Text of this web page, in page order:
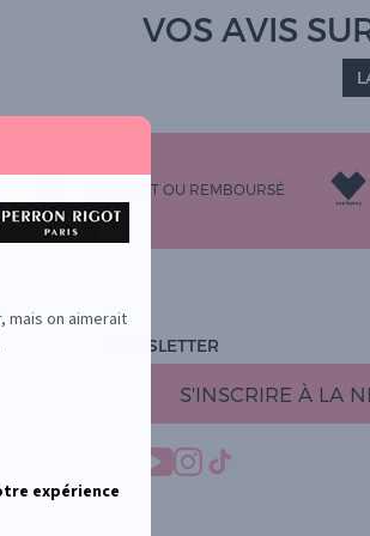
mais on aimerait
expérience
VOS AVIS
SATISFAIT OU REMBOURSÉ
NEWSLETTER
S'INSCRIRE À LA